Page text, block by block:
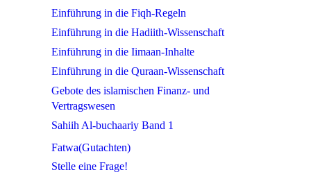
Einführung in die Fiqh-Regeln
Einführung in die Hadiith-Wissenschaft
Einführung in die Iimaan-Inhalte
Einführung in die Quraan-Wissenschaft
Gebote des islamischen Finanz- und
Vertragswesen
Sahiih Al-buchaariy Band 1
Fatwa(Gutachten)
Stelle eine Frage!